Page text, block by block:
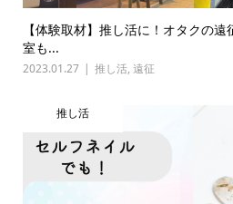
【体験取材】推し活に！オタクの
室も...
2023.01.27 推し活, 遠征
推し活